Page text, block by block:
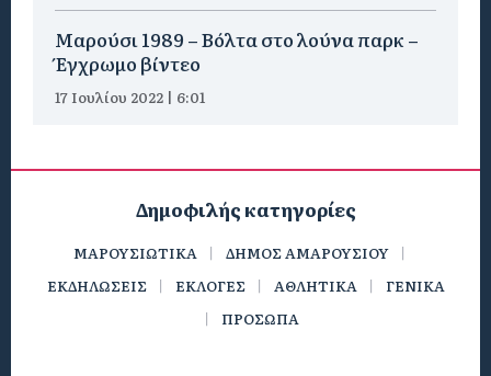
Μαρούσι 1989 – Βόλτα στο λούνα παρκ –
Έγχρωμο βίντεο
17 Ιουλίου 2022 | 6:01
Δημοφιλής κατηγορίες
ΜΑΡΟΥΣΙΩΤΙΚΑ
ΔΗΜΟΣ ΑΜΑΡΟΥΣΙΟΥ
ΕΚΔΗΛΩΣΕΙΣ
ΕΚΛΟΓΕΣ ΑΘΛΗΤΙΚΑ
ΓΕΝΙΚΑ
ΠΡΟΣΩΠΑ